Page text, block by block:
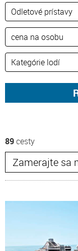
89cesty